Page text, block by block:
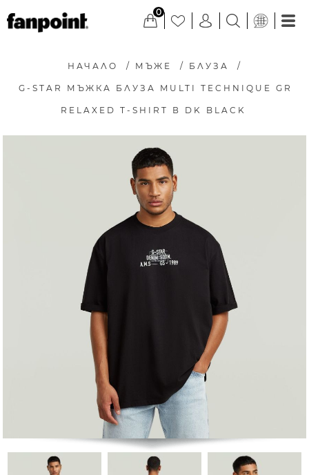
0
НАЧАЛО / МЪЖЕ / БЛУЗА /
G-STAR МЪЖКА БЛУЗА MULTI TECHNIQUE GR
RELAXED T-SHIRT В DK BLACK